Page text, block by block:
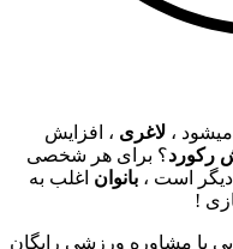
، لاغری ، افزایش
رکورد؟ برای هر شخصی
است ، بانوان اغلب به
!
یا مشاوره ورزشی رایگان